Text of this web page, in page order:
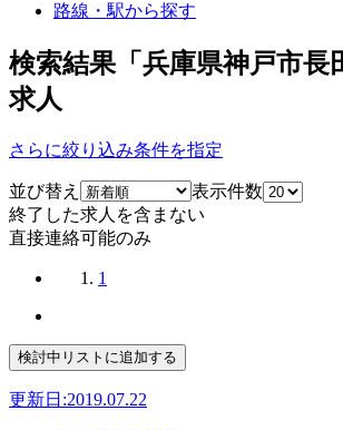
路線・駅から探す
検索結果「兵庫県神戸市長
求人
さらに絞り込み条件を指定
並び替え
表示件数
終了した求人を含まない
直接連絡可能のみ
1
更新日:2019.07.22